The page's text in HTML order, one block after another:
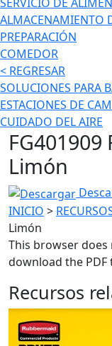
ALMACENAMIENTO
PREPARACIÓN
COMEDOR
< REGRESAR
SOLUCIONES PARA
ESTACIONES DE
CUIDADO DEL AIRE
Limón
INICIO >
Limón
This browser does
download the PDF
Recursos